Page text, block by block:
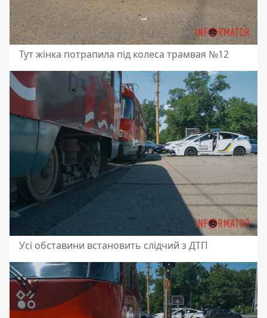
Тут жінка потрапила під колеса трамвая №12
Усі обставини встановить слідчий з ДТП